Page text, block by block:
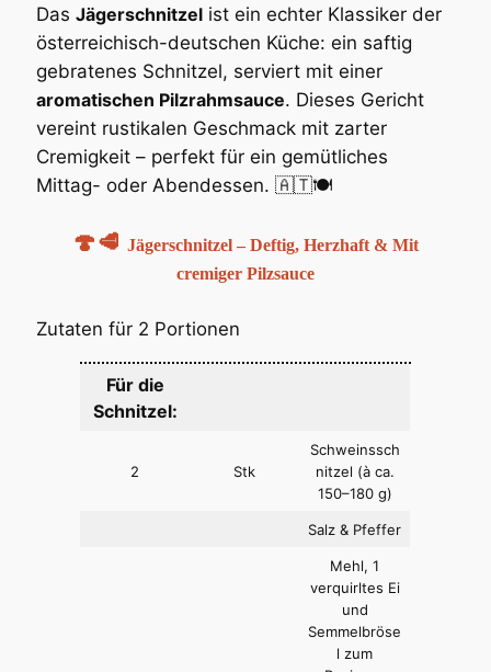
Das Jägerschnitzelist ein echter Klassiker der
österreichisch-deutschen Küche: ein saftig
gebratenes Schnitzel, serviert mit einer
aromatischen Pilzrahmsauce. Dieses Gericht
vereint rustikalen Geschmack mit zarter
Cremigkeit – perfekt für ein gemütliches
Mittag- oder Abendessen. 🇦🇹🍽️
🍄🥩 Jägerschnitzel – Deftig, Herzhaft & Mit
cremiger Pilzsauce
Zutaten für 2 Portionen
Für die
Schnitzel:
2 Stk
Schweinssch
nitzel (à ca.
150–180 g)
Salz & Pfeffer
Mehl, 1
verquirltes Ei
und
Semmelbröse
l zum